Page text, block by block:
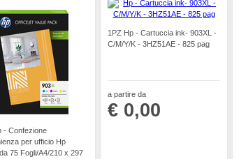
- Confezione
per ufficio Hp
75 Fogli/A4/210 x 297
1PZ Hp - Cartuccia ink- 903XL -
C/M/Y/K - 3HZ51AE - 825 pag
a partire da
€ 0,00